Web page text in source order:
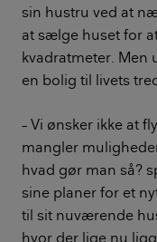
sin hustru ved at
at sælge huset for
kvadratmeter. Men
en bolig til livets
– Vi ønsker ikke at
mangler
hvad gør man så?
sine planer for et
til sit nuværende
hvor der lige nu